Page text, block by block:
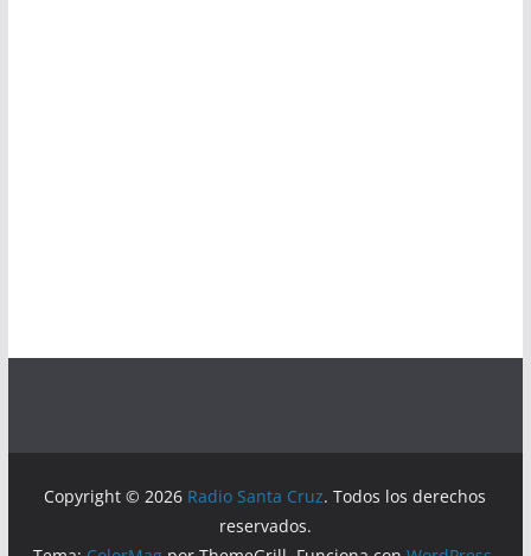
Copyright © 2026 Radio Santa Cruz. Todos los derechos
reservados.